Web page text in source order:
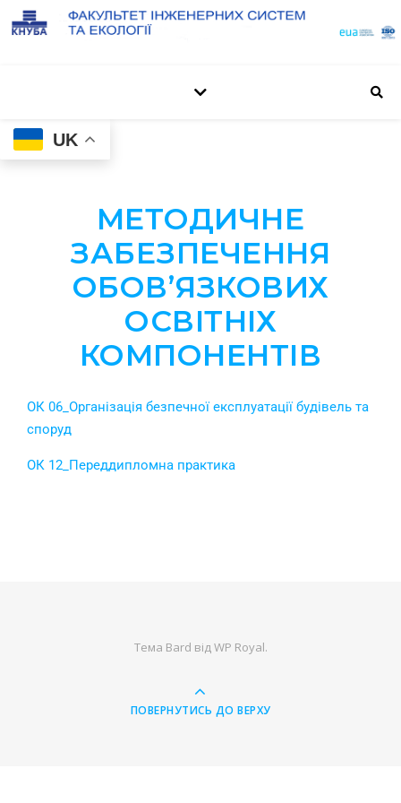
UK
МЕТОДИЧНЕ
ЗАБЕЗПЕЧЕННЯ
ОБОВ’ЯЗКОВИХ
ОСВІТНІХ
КОМПОНЕНТІВ
ОК 06_Організація безпечної експлуатації будівель та
споруд
ОК 12_Переддипломна практика
Тема Bard відWP Royal.
ПОВЕРНУТИСЬ ДО ВЕРХУ